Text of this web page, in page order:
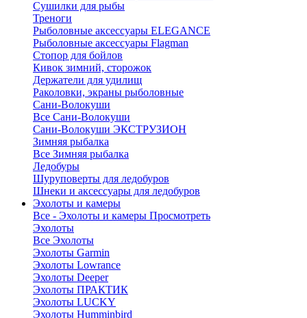
Сушилки для рыбы
Треноги
Рыболовные аксессуары ELEGANCE
Рыболовные аксессуары Flagman
Стопор для бойлов
Кивок зимний, сторожок
Держатели для удилищ
Раколовки, экраны рыболовные
Сани-Волокуши
Все Сани-Волокуши
Сани-Волокуши ЭКСТРУЗИОН
Зимняя рыбалка
Все Зимняя рыбалка
Ледобуры
Шуруповерты для ледобуров
Шнеки и аксессуары для ледобуров
Эхолоты и камеры
Все - Эхолоты и камеры Просмотреть
Эхолоты
Все Эхолоты
Эхолоты Garmin
Эхолоты Lowrance
Эхолоты Deeper
Эхолоты ПРАКТИК
Эхолоты LUCKY
Эхолоты Humminbird